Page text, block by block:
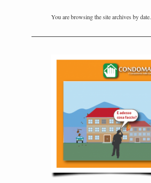
You are browsing the site archives by date.